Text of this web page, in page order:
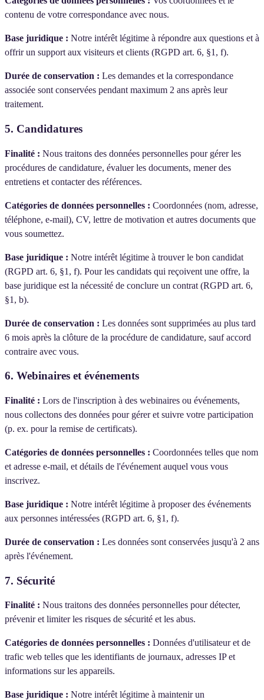
contenu de votre correspondance avec nous.
Base juridique : Notre intérêt légitime à répondre aux questions et à
offrir un support aux visiteurs et clients (RGPD art. 6, §1, f).
Durée de conservation : Les demandes et la correspondance
associée sont conservées pendant maximum 2 ans après leur
traitement.
5. Candidatures
Finalité : Nous traitons des données personnelles pour gérer les
procédures de candidature, évaluer les documents, mener des
entretiens et contacter des références.
Catégories de données personnelles : Coordonnées (nom, adresse,
téléphone, e-mail), CV, lettre de motivation et autres documents que
vous soumettez.
Base juridique : Notre intérêt légitime à trouver le bon candidat
(RGPD art. 6, §1, f). Pour les candidats qui reçoivent une offre, la
base juridique est la nécessité de conclure un contrat (RGPD art. 6,
§1, b).
Durée de conservation : Les données sont supprimées au plus tard
6 mois après la clôture de la procédure de candidature, sauf accord
contraire avec vous.
6. Webinaires et événements
Finalité : Lors de l'inscription à des webinaires ou événements,
nous collectons des données pour gérer et suivre votre participation
(p. ex. pour la remise de certificats).
Catégories de données personnelles : Coordonnées telles que nom
et adresse e-mail, et détails de l'événement auquel vous vous
inscrivez.
Base juridique : Notre intérêt légitime à proposer des événements
aux personnes intéressées (RGPD art. 6, §1, f).
Durée de conservation : Les données sont conservées jusqu'à 2 ans
après l'événement.
7. Sécurité
Finalité : Nous traitons des données personnelles pour détecter,
prévenir et limiter les risques de sécurité et les abus.
Catégories de données personnelles : Données d'utilisateur et de
trafic web telles que les identifiants de journaux, adresses IP et
informations sur les appareils.
Base juridique : Notre intérêt légitime à maintenir un